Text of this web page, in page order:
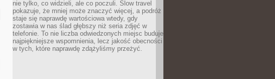
nie tylko, co widzieli, ale co poczuli. Slow travel
pokazuje, że mniej może znaczyć więcej, a podróż
staje się naprawdę wartościowa wtedy, gdy
zostawia w nas ślad głębszy niż seria zdjęć w
telefonie. To nie liczba odwiedzonych miejsc buduje
najpiękniejsze wspomnienia, lecz jakość obecności
w tych, które naprawdę zdążyliśmy przeżyć.